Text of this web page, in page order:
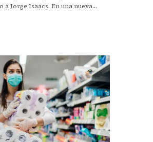
a Jorge Isaacs. En una nueva